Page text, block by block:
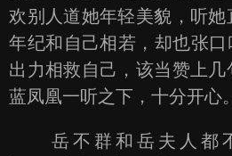
欢别人道她年轻美貌，听
年纪和自己相若，却也张
出力相救自己，该当赞上
蓝凤凰一听之下，十分开心。
岳不群和岳夫人都